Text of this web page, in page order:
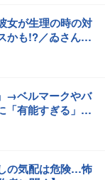
女が生理の時の対
かも!?／ゐさん傑
→ベルマークやバ
有能すぎる」
の気配は危険…怖